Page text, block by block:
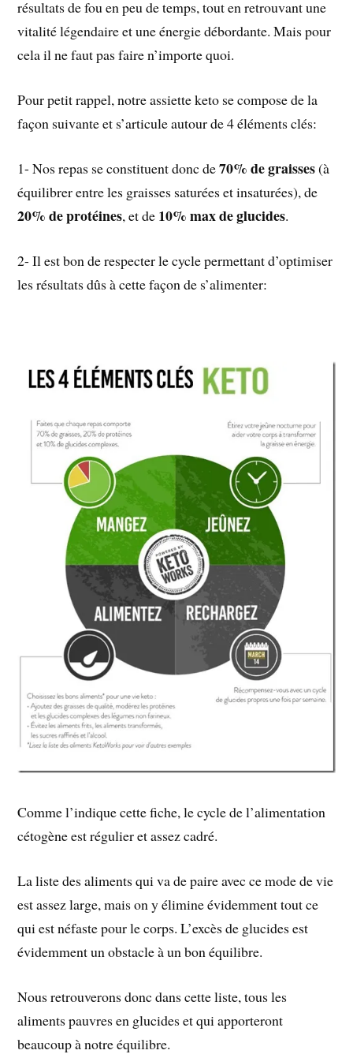
résultats de fou en peu de temps, tout en retrouvant une
vitalité légendaire et une énergie débordante. Mais pour
cela il ne faut pas faire n’importe quoi.
Pour petit rappel, notre assiette keto se compose de la
façon suivante et s’articule autour de 4 éléments clés:
1- Nos repas se constituent donc de70% de graisses(à
équilibrer entre les graisses saturées et insaturées), de
20% de protéines, et de 10% max de glucides.
2- Il est bon de respecter le cycle permettant d’optimiser
les résultats dûs à cette façon de s’alimenter:
Comme l’indique cette fiche, le cycle de l’alimentation
cétogène est régulier et assez cadré.
La liste des aliments qui va de paire avec ce mode de vie
est assez large, mais on y élimine évidemment tout ce
qui est néfaste pour le corps. L’excès de glucides est
évidemment un obstacle à un bon équilibre.
Nous retrouverons donc dans cette liste, tous les
aliments pauvres en glucides et qui apporteront
beaucoup à notre équilibre.